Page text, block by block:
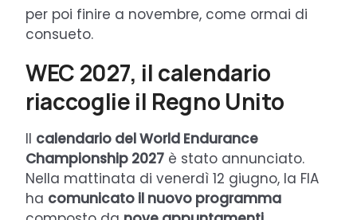
per poi finire a novembre, come ormai di
consueto.
WEC 2027, il calendario
riaccoglie il Regno Unito
Il calendario del World Endurance
Championship 2027 è stato annunciato.
Nella mattinata di venerdì 12 giugno, la FIA
ha comunicato il nuovo programma